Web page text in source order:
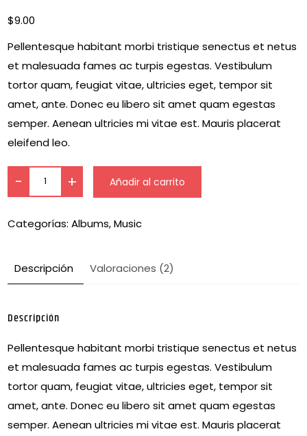
$9.00
Pellentesque habitant morbi tristique senectus et netus
et malesuada fames ac turpis egestas. Vestibulum
tortor quam, feugiat vitae, ultricies eget, tempor sit
amet, ante. Donec eu libero sit amet quam egestas
semper. Aenean ultricies mi vitae est. Mauris placerat
eleifend leo.
- + Añadir al carrito
Categorías:Albums,Music
Descripción Valoraciones (2)
Descripción
Pellentesque habitant morbi tristique senectus et netus
et malesuada fames ac turpis egestas. Vestibulum
tortor quam, feugiat vitae, ultricies eget, tempor sit
amet, ante. Donec eu libero sit amet quam egestas
semper. Aenean ultricies mi vitae est. Mauris placerat